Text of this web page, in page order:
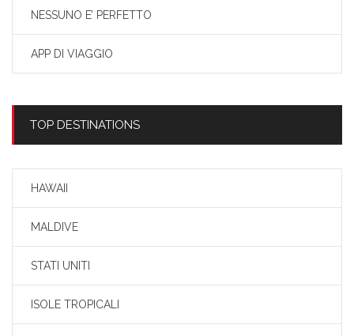
NESSUNO E’ PERFETTO
APP DI VIAGGIO
TOP DESTINATIONS
HAWAII
MALDIVE
STATI UNITI
ISOLE TROPICALI